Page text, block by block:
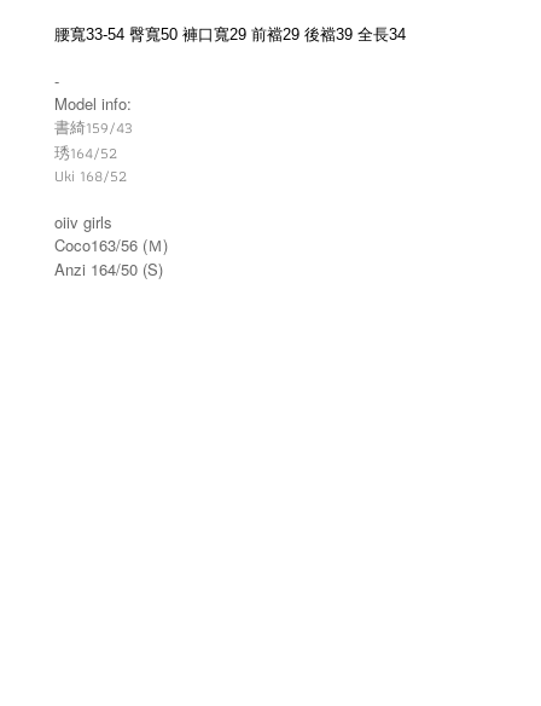
腰寬33-54 臀寬50 褲口寬29 前襠29 後襠39 全長34
-
Model info:
書綺159/43
琇164/52
Uki 168/52
oiiv girls
Coco163/56 (Ｍ)
Anzi 164/50 (S)